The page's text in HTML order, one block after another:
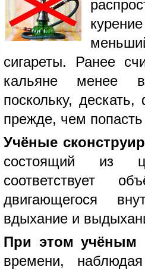
сигареты. Ранее
кальяне менее
поскольку,
прежде, чем
Учёные
состоящий из
соответствует
двигающегося
вдыхание и
При этом учёным
времени,